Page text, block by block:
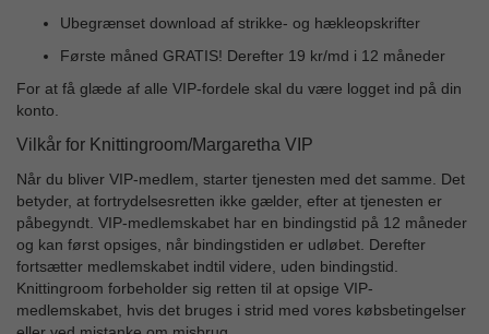
Ubegrænset download af strikke- og hækleopskrifter
Første måned GRATIS! Derefter 19 kr/md i 12 måneder
For at få glæde af alle VIP-fordele skal du være logget ind på din
konto.
Vilkår for Knittingroom/Margaretha VIP
Når du bliver VIP-medlem, starter tjenesten med det samme. Det
betyder, at fortrydelsesretten ikke gælder, efter at tjenesten er
påbegyndt. VIP-medlemskabet har en bindingstid på 12 måneder
og kan først opsiges, når bindingstiden er udløbet. Derefter
fortsætter medlemskabet indtil videre, uden bindingstid.
Knittingroom forbeholder sig retten til at opsige VIP-
medlemskabet, hvis det bruges i strid med vores købsbetingelser